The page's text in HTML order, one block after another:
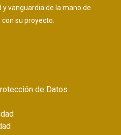
vanguardia de la mano de
su proyecto.
de Datos